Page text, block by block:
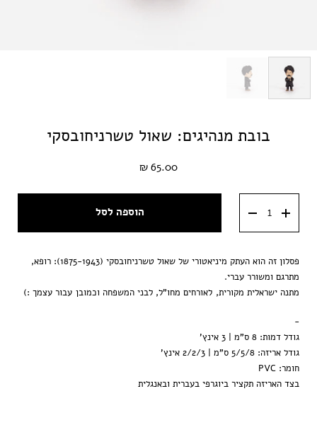
בובת מנהיגים: שאול טשרניחובסקי
65.00 ₪
הוספה לסל
פסלון זה הוא העתק מיניאטורי של שאול טשרניחובסקי (1875-1943): רופא,
מתרגם ומשורר עברי.
מתנה ישראלית מקורית, לאורחים מחו"ל,לבני המשפחה וכמובן עבור עצמך:)
-
גודל דמות: 8 ס"מ | 3 אינץ'
גודל אריזה: 5/5/8 ס"מ | 2/2/3 אינץ'
חומר: PVC
בצד האריזה תקציר ביוגרפי בעברית ובאנגלית